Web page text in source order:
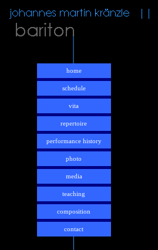
home
schedule
vita
repertoire
performance history
photo
media
teaching
composition
contact